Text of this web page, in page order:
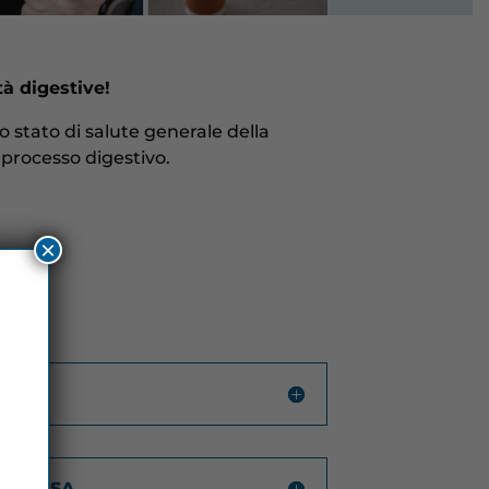
digestive!
stato di salute generale della
digestivo.
×